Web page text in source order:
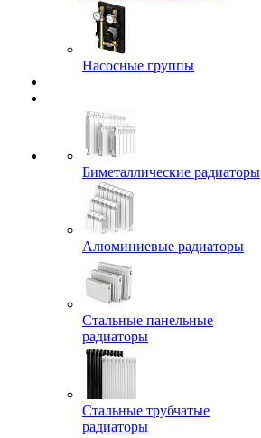
Насосные группы
Биметаллические радиаторы
Алюминиевые радиаторы
Стальные панельные
радиаторы
Стальные трубчатые
радиаторы